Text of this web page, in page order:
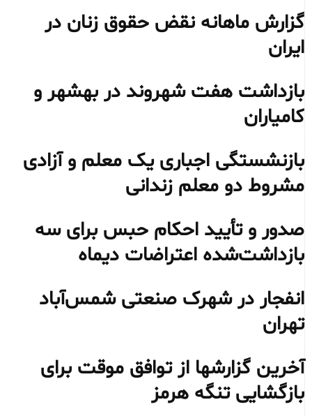
گزارش ماهانه نقض حقوق زنان در
ایران
بازداشت هفت شهروند در بهشهر و
کامیاران
بازنشستگی اجباری یک معلم و آزادی
مشروط دو معلم زندانی
صدور و تأیید احکام حبس برای سه
بازداشت‌شده اعتراضات دیماه
انفجار در شهرک صنعتی شمس‌آباد
تهران
آخرین گزارشها از توافق موقت برای
بازگشایی تنگه هرمز